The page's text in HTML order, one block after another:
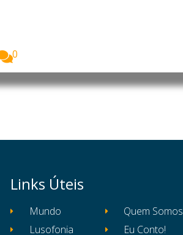
0
Links Úteis
Mundo
Lusofonia
Quem Somos
Eu Conto!